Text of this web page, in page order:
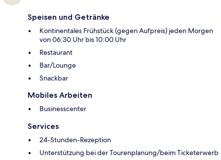
Speisen und Getränke
Kontinentales Frühstück (gegen Aufpreis) jeden Morgen
von 06:30 Uhr bis 10:00 Uhr
Restaurant
Bar/Lounge
Snackbar
Mobiles Arbeiten
Businesscenter
Services
24-Stunden-Rezeption
Unterstützung bei der Tourenplanung/beim Ticketerwerb